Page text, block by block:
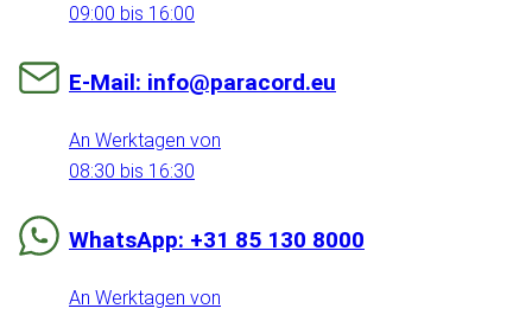
09:00 bis 16:00
E-Mail: info@paracord.eu
An Werktagen von
08:30 bis 16:30
WhatsApp: +31 85 130 8000
An Werktagen von